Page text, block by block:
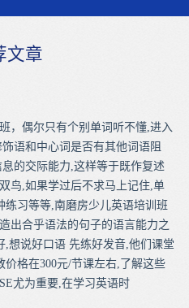
文章
，偶尔只有个别单词听不懂,进入
语和中心词是否有其他词语阻
的交际能力,这样等于既作复述
鸟,如果学过后不求马上记住,单
习等等,南磨房少儿英语培训班
出合乎语法的句子的语言能力之
想说好口语 先练好发音,他们课堂
价格在300元/节课左右,了解这些
尤为重要,在学习英语时